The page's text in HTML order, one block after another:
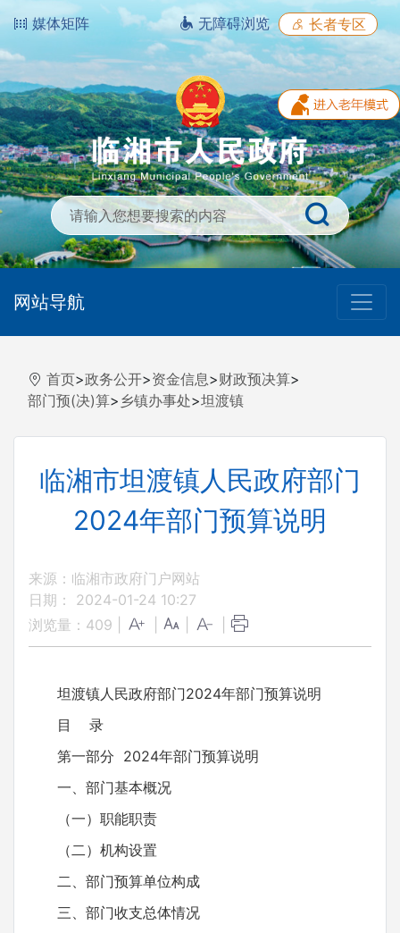
媒体矩阵 无障碍浏览 长者专区
网站导航
首页>政务公开>资金信息>财政预决算>
部门预(决)算> 乡镇办事处>坦渡镇
临湘市坦渡镇人民政府部门
2024年部门预算说明
来源：临湘市政府门户网站
日期： 2024-01-24 10:27
浏览量： 409
坦渡镇人民政府部门2024年部门预算说明
目 录
第一部分 2024年部门预算说明
一、部门基本概况
（一）职能职责
（二）机构设置
二、部门预算单位构成
三、部门收支总体情况